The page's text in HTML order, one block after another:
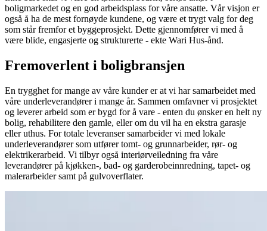
boligmarkedet og en god arbeidsplass for våre ansatte. Vår visjon er
også å ha de mest fornøyde kundene, og være et trygt valg for deg
som står fremfor et byggeprosjekt. Dette gjennomfører vi med å
være blide, engasjerte og strukturerte - ekte Wari Hus-ånd.
Fremoverlent i boligbransjen
En trygghet for mange av våre kunder er at vi har samarbeidet med
våre underleverandører i mange år. Sammen omfavner vi prosjektet
og leverer arbeid som er bygd for å vare - enten du ønsker en helt ny
bolig, rehabilitere den gamle, eller om du vil ha en ekstra garasje
eller uthus. For totale leveranser samarbeider vi med lokale
underleverandører som utfører tomt- og grunnarbeider, rør- og
elektrikerarbeid. Vi tilbyr også interiørveiledning fra våre
leverandører på kjøkken-, bad- og garderobeinnredning, tapet- og
malerarbeider samt på gulvoverflater.